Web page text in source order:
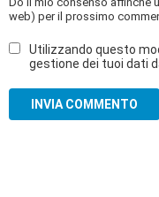
web) per il prossimo
Utilizzando questo
gestione dei tuoi dati